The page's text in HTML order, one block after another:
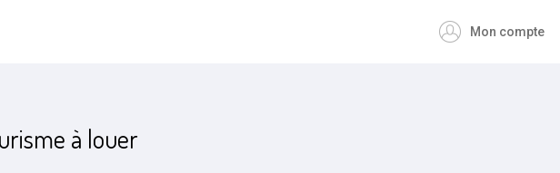
Mon compte
à louer